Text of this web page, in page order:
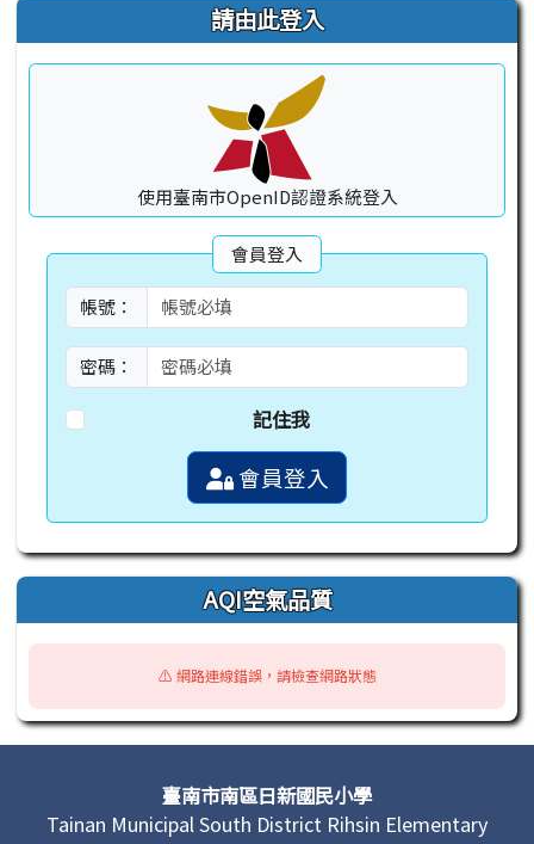
請由此登入
使用臺南市OpenID認證系統登入
會員登入
帳號：
密碼：
記住我
會員登入
AQI空氣品質
⚠️ 網路連線錯誤，請檢查網路狀態
頁尾區域內容臺南市南區日新國民小學
Tainan Municipal South District Rihsin Elementary